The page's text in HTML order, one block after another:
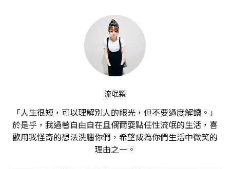
流氓顆
「人生很短，可以理解別人的眼光，但不要過度解讀。」
於是乎，我過著自由自在且偶爾耍點任性流氓的生活，喜
歡用我怪奇的想法洗腦你們，希望成為你們生活中微笑的
理由之一。